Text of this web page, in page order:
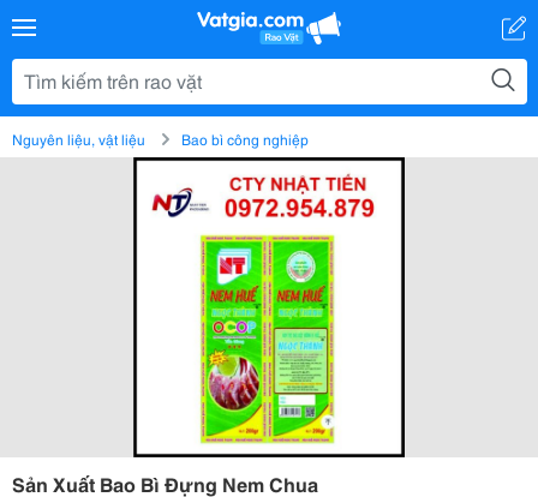
Nguyên liệu, vật liệu Bao bì công nghiệp
Sản Xuất Bao Bì Đựng Nem Chua